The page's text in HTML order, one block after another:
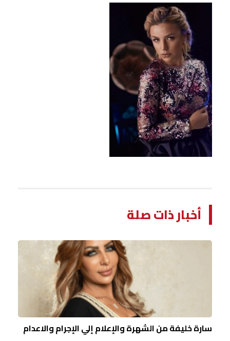
أخبار ذات صلة
سارة خليفة من الشهرة والإعلام إلي الإجرام والاعدام